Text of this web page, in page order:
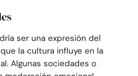
ser una expresión del
la cultura influye en la
Algunas sociedades o